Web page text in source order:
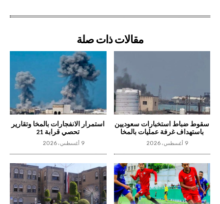
مقالات ذات صلة
سقوط ضباط استخبارات سعوديين
باستهداف غرفة عمليات بالمخا
9 أغسطس، 2026
استمرار الانفجارات بالمخا وتقارير
تحصي قرابة 21
9 أغسطس، 2026